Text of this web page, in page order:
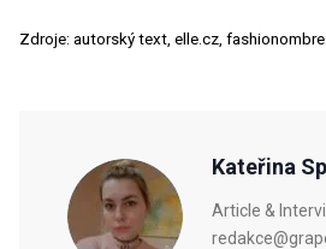
Zdroje: autorský text, elle.cz,
Kateřina
Article &